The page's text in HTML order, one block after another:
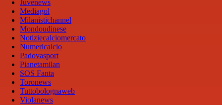
Juvenews
Mediagol
Milanistichannel
Mondoudinese
Notiziecalciomercato
Numericalcio
Padovasport
Pianetamilan
SOS Fanta
Toronews
Tuttobolognaweb
Violanews